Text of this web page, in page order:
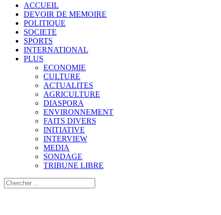
ACCUEIL
DEVOIR DE MEMOIRE
POLITIQUE
SOCIETE
SPORTS
INTERNATIONAL
PLUS
ECONOMIE
CULTURE
ACTUALITES
AGRICULTURE
DIASPORA
ENVIRONNEMENT
FAITS DIVERS
INITIATIVE
INTERVIEW
MEDIA
SONDAGE
TRIBUNE LIBRE